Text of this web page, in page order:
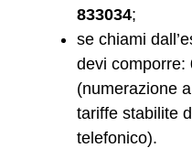
833034;
se chiami
devi comporre:
(numerazione
tariffe stabilite
telefonico).